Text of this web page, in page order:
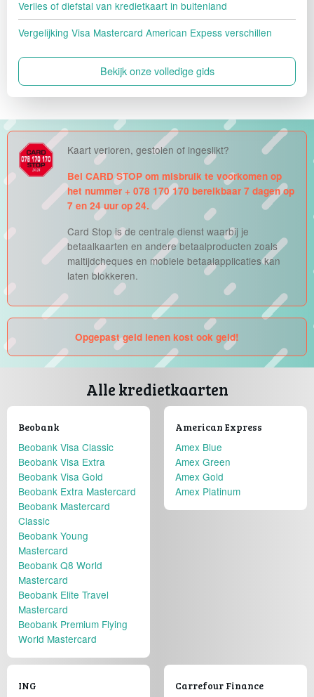
Verlies of diefstal van kredietkaart in buitenland
Vergelijking Visa Mastercard American Expess verschillen
Bekijk onze volledige gids
Kaart verloren, gestolen of ingeslikt?
Bel CARD STOP om misbruik te voorkomen op
het nummer + 078 170 170 bereikbaar 7 dagen op
7 en 24 uur op 24.
Card Stop is de centrale dienst waarbij je
betaalkaarten en andere betaalproducten zoals
maltijdcheques en mobiele betaalapplicaties kan
laten blokkeren.
Opgepast geld lenen kost ook geld!
Alle kredietkaarten
Beobank
Beobank Visa Classic
Beobank Visa Extra
Beobank Visa Gold
Beobank Extra Mastercard
Beobank Mastercard
Classic
Beobank Young
Mastercard
Beobank Q8 World
Mastercard
Beobank Elite Travel
Mastercard
Beobank Premium Flying
World Mastercard
American Express
Amex Blue
Amex Green
Amex Gold
Amex Platinum
ING Carrefour Finance